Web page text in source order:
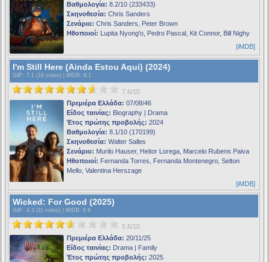
Βαθμολογία: 8.2/10 (233433)
Σκηνοθεσία: Chris Sanders
Σενάριο: Chris Sanders, Peter Brown
Ηθοποιοί: Lupita Nyong'o, Pedro Pascal, Kit Connor, Bill Nighy
[iMDB]
I'm Still Here (Ainda Estou Aqui) (2024)
S4F : 7.1 (18 votes) | iMDB: 8.1
7.6/10
Πρεμιέρα Ελλάδα: 07/08/46
Είδος ταινίας: Biography | Drama
Έτος πρώτης προβολής: 2024
Βαθμολογία: 8.1/10 (170199)
Σκηνοθεσία: Walter Salles
Σενάριο: Murilo Hauser, Heitor Lorega, Marcelo Rubens Paiva
Ηθοποιοί: Fernanda Torres, Fernanda Montenegro, Selton
Mello, Valentina Herszage
[iMDB]
Wicked: For Good (2025)
S4F : 4.3 (11 votes) | iMDB: 6.6
5.6/10
Πρεμιέρα Ελλάδα: 20/11/25
Είδος ταινίας: Drama | Family
Έτος πρώτης προβολής: 2025